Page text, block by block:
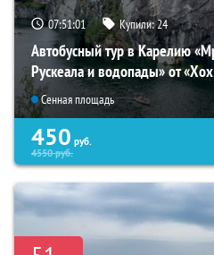
07:51:00 Купили:24
Автобусный тур в Карелию
Рускеала и водопады» от
Сенная площадь
450 руб.
4550руб.